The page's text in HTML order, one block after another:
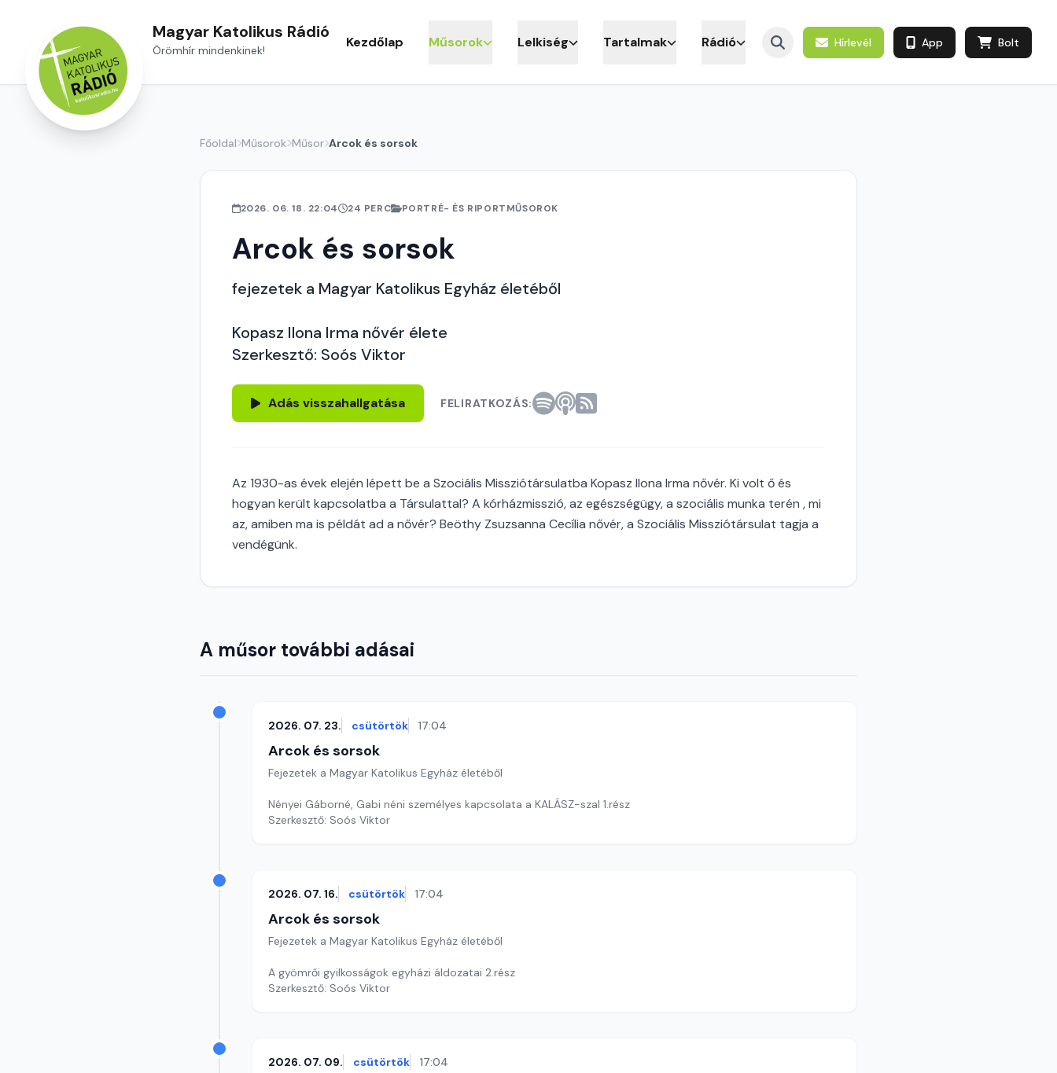
Magyar Katolikus Rádió
Örömhír mindenkinek! Kezdőlap Műsorok Lelkiség Tartalmak Rádió Hírlevél App Bolt
Főoldal Műsorok Műsor Arcok és sorsok
2026. 06. 18. 22:04 24 PERC PORTRÉ- ÉS RIPORTMŰSOROK
Arcok és sorsok
fejezetek a Magyar Katolikus Egyház életéből
Kopasz Ilona Irma nővér élete
Szerkesztő: Soós Viktor
Adás visszahallgatása FELIRATKOZÁS:
Az 1930-as évek elején lépett be a Szociális Missziótársulatba Kopasz Ilona Irma nővér. Ki volt ő és
hogyan került kapcsolatba a Társulattal? A kórházmisszió, az egészségügy, a szociális munka terén , mi
az, amiben ma is példát ad a nővér? Beöthy Zsuzsanna Cecília nővér, a Szociális Missziótársulat tagja a
vendégünk.
A műsor további adásai
2026. 07. 23. csütörtök 17:04
Arcok és sorsok
Fejezetek a Magyar Katolikus Egyház életéből
Nényei Gáborné, Gabi néni személyes kapcsolata a KALÁSZ-szal 1.rész
Szerkesztő: Soós Viktor
2026. 07. 16. csütörtök 17:04
Arcok és sorsok
Fejezetek a Magyar Katolikus Egyház életéből
A gyömrői gyilkosságok egyházi áldozatai 2.rész
Szerkesztő: Soós Viktor
2026. 07. 09. csütörtök 17:04